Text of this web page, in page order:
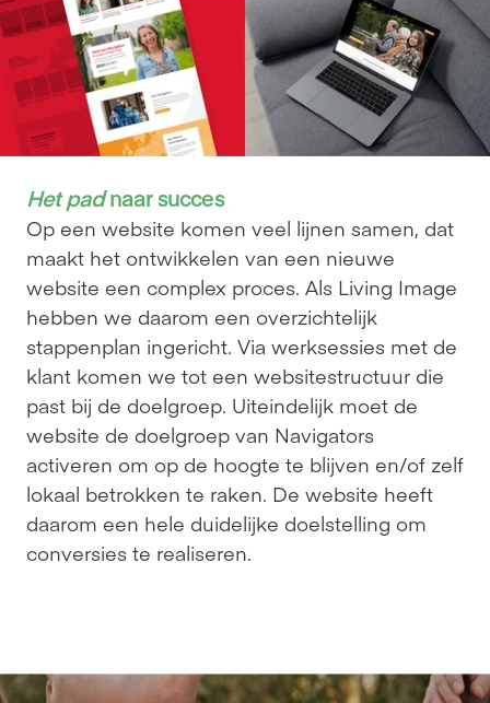
Het pad naar succes
Op een website komen veel lijnen samen, dat
maakt het ontwikkelen van een nieuwe
website een complex proces. Als Living Image
hebben we daarom een overzichtelijk
stappenplan ingericht. Via werksessies met de
klant komen we tot een websitestructuur die
past bij de doelgroep. Uiteindelijk moet de
website de doelgroep van Navigators
activeren om op de hoogte te blijven en/of zelf
lokaal betrokken te raken. De website heeft
daarom een hele duidelijke doelstelling om
conversies te realiseren.